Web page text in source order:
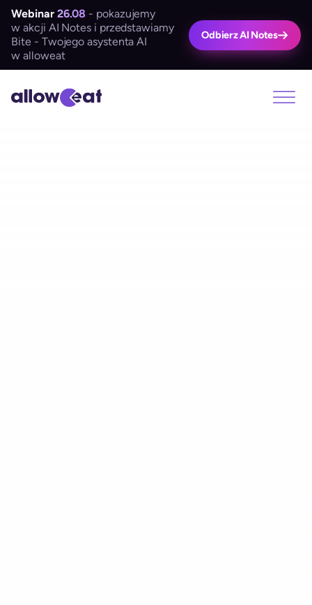
Webinar 26.08 - pokazujemy
w akcji AI Notes i przedstawiamy
Bite - Twojego asystenta AI
w alloweat
Odbierz AI Notes